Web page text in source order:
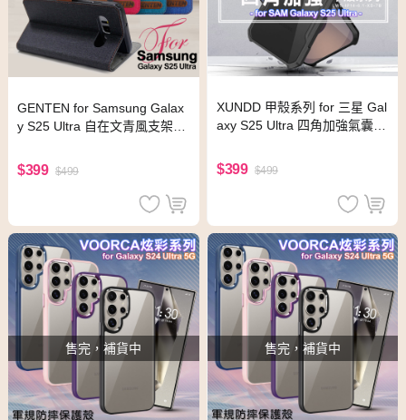
GENTEN for Samsung Galax
y S25 Ultra 自在文青風支架皮
$399 $499
XUNDD 甲殼系列 for 三星 Gal
axy S25 Ultra 四角加強氣囊防
$399 $499
售完，補貨中 售完，補貨中